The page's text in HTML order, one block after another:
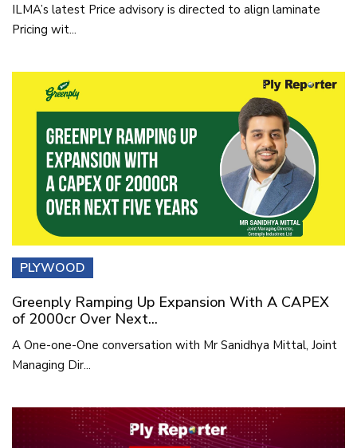
ILMA’s latest Price advisory is directed to align laminate
Pricing wit...
PLYWOOD
Greenply Ramping Up Expansion With A CAPEX
of 2000cr Over Next...
A One-one-One conversation with Mr Sanidhya Mittal, Joint
Managing Dir...